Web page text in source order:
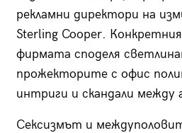
рекламни директори на
Sterling Cooper.
фирмата споделя
прожекторите с офис
интриги и скандали между
Сексизмът и